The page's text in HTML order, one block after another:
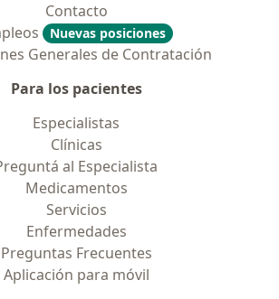
Contacto
Nuevas posiciones
Generales de Contratación
Para los pacientes
Especialistas
Clínicas
al Especialista
Medicamentos
Servicios
Enfermedades
Preguntas Frecuentes
Aplicación para móvil